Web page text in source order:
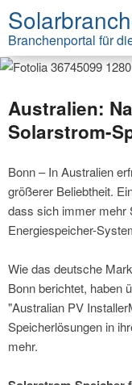
Branchenportal für
Australien:
Solarstrom-
Bonn – In Australien
größerer Beliebtheit.
dass sich immer mehr
Energiespeicher-
Wie das deutsche
Bonn berichtet, haben
"Australian PV
Speicherlösungen in
mehr.